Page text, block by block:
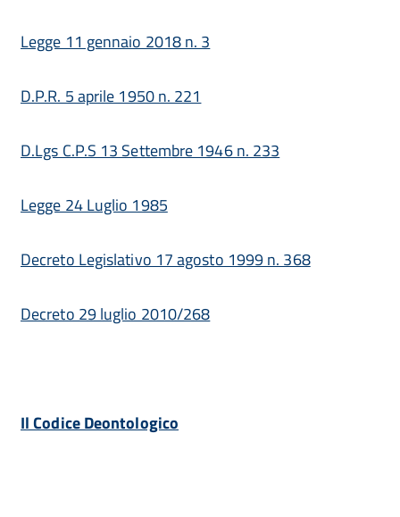
Legge 11 gennaio 2018 n. 3
D.P.R. 5 aprile 1950 n. 221
D.Lgs C.P.S 13 Settembre 1946 n. 233
Legge 24 Luglio 1985
Decreto Legislativo 17 agosto 1999 n. 368
Decreto 29 luglio 2010/268
Il Codice Deontologico